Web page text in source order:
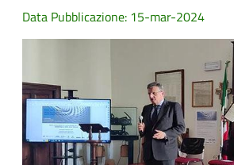
Data Pubblicazione: 15-mar-2024